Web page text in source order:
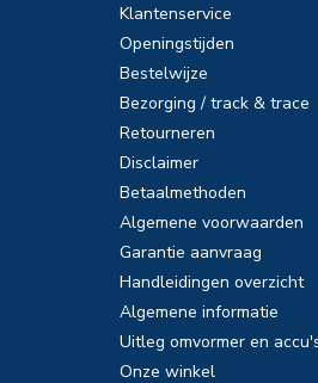
Klantenservice
Openingstijden
Bestelwijze
Bezorging / track & trace
Retourneren
Disclaimer
Betaalmethoden
Algemene voorwaarden
Garantie aanvraag
Handleidingen overzicht
Algemene informatie
Uitleg omvormer en
Onze winkel